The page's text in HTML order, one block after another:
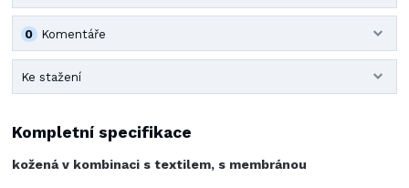
Komentáře
0
Ke stažení
Kompletní specifikace
kožená v kombinaci s textilem, s membránou